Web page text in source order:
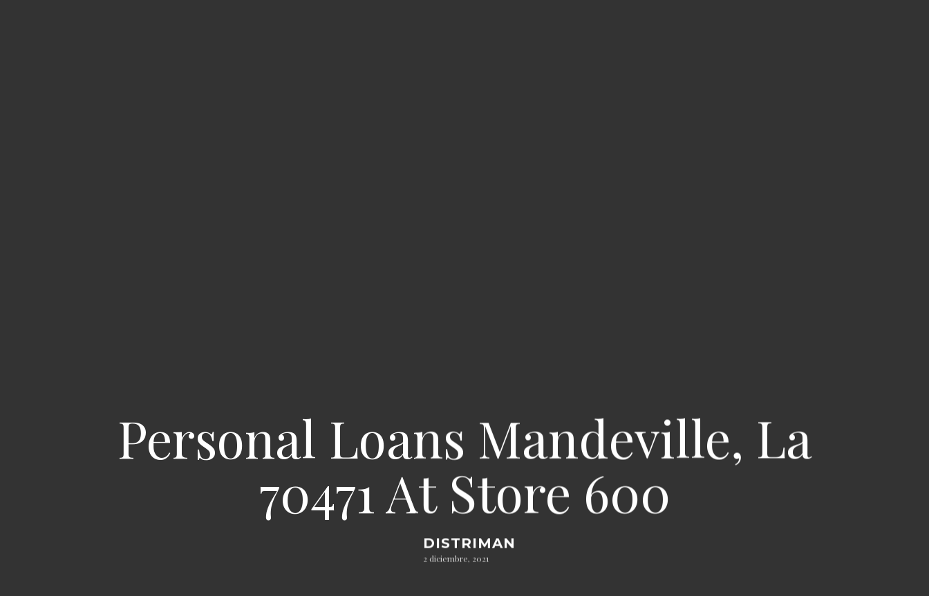
Personal Loans Mandeville, La
70471 At Store 600
DISTRIMAN
2 diciembre, 2021